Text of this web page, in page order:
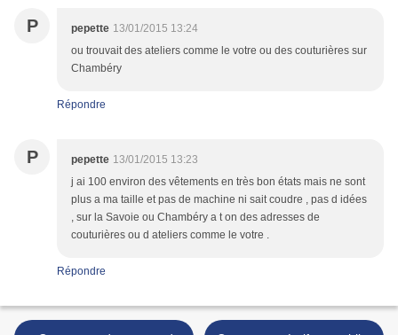
P pepette 13/01/2015 13:24
ou trouvait des ateliers comme le votre ou des couturières sur
Chambéry
Répondre
P pepette 13/01/2015 13:23
j ai 100 environ des vêtements en très bon états mais ne sont
plus a ma taille et pas de machine ni sait coudre , pas d idées
, sur la Savoie ou Chambéry a t on des adresses de
couturières ou d ateliers comme le votre .
Répondre